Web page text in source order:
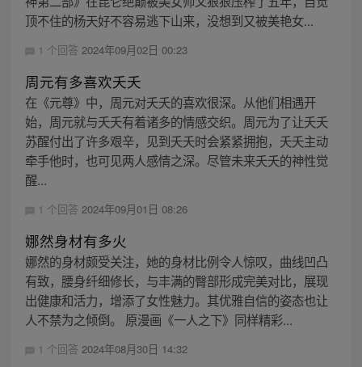
顶不住的杨天好不容易逃下山来，没想到又被美艳女...
1 个回答 2024年09月02日 00:23
周元有多喜欢夭夭
在《元尊》中，周元对夭夭的喜欢很深。从他们相遇开
始，周元就与夭夭有着诸多的情感交织。周元为了让夭夭
苏醒付出了许多艰辛，见到夭夭时会紧紧拥抱，夭夭主动
牵手他时，也可见两人感情之深。尽管未来夭夭的神性觉
醒...
1 个回答 2024年09月01日 08:26
娜然身材有多火
娜然的身材颇受关注，她的身材比例令人惊叹，曲线凹凸
有致，腰身纤细修长，与丰满的臀部形成完美对比，展现
出健康和活力，增添了女性魅力。其优雅自信的姿态也让
人不禁为之倾倒。 原漫画《一人之下》同样精彩...
1 个回答 2024年08月30日 14:32